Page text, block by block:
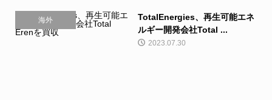
海外
TotalEnergies、再生可能エネ
ルギー開発会社Total ...
2023.07.30